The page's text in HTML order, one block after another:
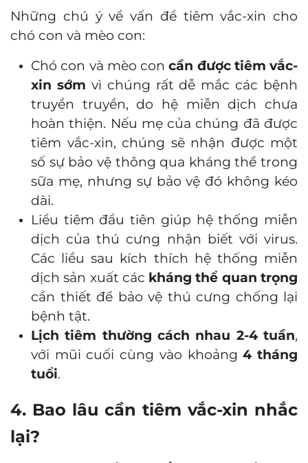
Những chú ý về vấn đề tiêm vắc-xin cho
chó con và mèo con:
Chó con và mèo concần được tiêm vắc-
xin sớm vì chúng rất dễ mắc các bệnh
truyền truyền, do hệ miễn dịch chưa
hoàn thiện. Nếu mẹ của chúng đã được
tiêm vắc-xin, chúng sẽ nhận được một
số sự bảo vệ thông qua kháng thể trong
sữa mẹ, nhưng sự bảo vệ đó không kéo
dài.
Liều tiêm đầu tiên giúp hệ thống miễn
dịch của thú cưng nhận biết với virus.
Các liều sau kích thích hệ thống miễn
dịch sản xuất các kháng thể quan trọng
cần thiết để bảo vệ thú cưng chống lại
bệnh tật.
Lịch tiêm thường cách nhau 2-4 tuần,
với mũi cuối cùng vào khoảng4 tháng
tuổi.
4. Bao lâu cần tiêm vắc-xin nhắc
lại?